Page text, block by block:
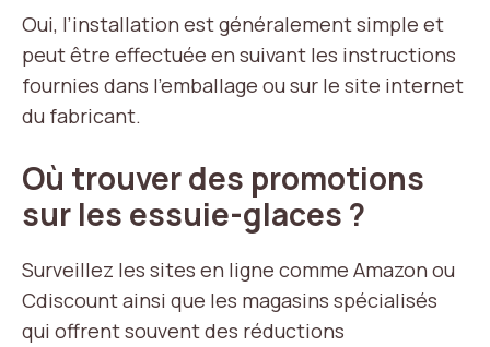
Oui, l’installation est généralement simple et
peut être effectuée en suivant les instructions
fournies dans l’emballage ou sur le site internet
du fabricant.
Où trouver des promotions
sur les essuie-glaces ?
Surveillez les sites en ligne comme Amazon ou
Cdiscount ainsi que les magasins spécialisés
qui offrent souvent des réductions